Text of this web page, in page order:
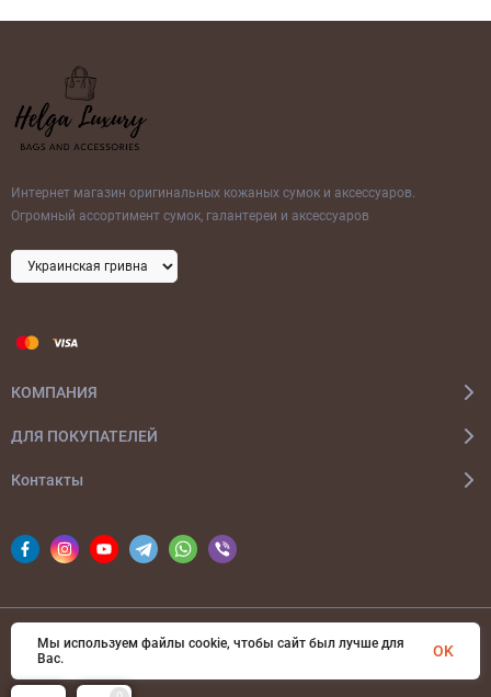
Интернет магазин оригинальных кожаных сумок и аксессуаров.
Огромный ассортимент сумок, галантереи и аксессуаров
КОМПАНИЯ
ДЛЯ ПОКУПАТЕЛЕЙ
Контакты
© 2026 bags-ua.com Все права защищены
Мы используем файлы cookie, чтобы сайт был лучше для
Вас.
OK